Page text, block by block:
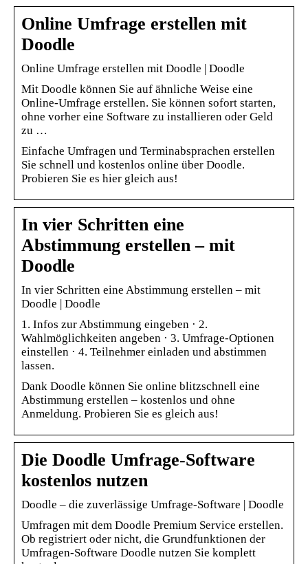
Online Umfrage erstellen mit
Doodle
Online Umfrage erstellen mit Doodle | Doodle
Mit Doodle können Sie auf ähnliche Weise eine
Online-Umfrage erstellen. Sie können sofort starten,
ohne vorher eine Software zu installieren oder Geld
zu …
Einfache Umfragen und Terminabsprachen erstellen
Sie schnell und kostenlos online über Doodle.
Probieren Sie es hier gleich aus!
In vier Schritten eine
Abstimmung erstellen – mit
Doodle
In vier Schritten eine Abstimmung erstellen – mit
Doodle | Doodle
1. Infos zur Abstimmung eingeben · 2.
Wahlmöglichkeiten angeben · 3. Umfrage-Optionen
einstellen · 4. Teilnehmer einladen und abstimmen
lassen.
Dank Doodle können Sie online blitzschnell eine
Abstimmung erstellen – kostenlos und ohne
Anmeldung. Probieren Sie es gleich aus!
Die Doodle Umfrage-Software
kostenlos nutzen
Doodle – die zuverlässige Umfrage-Software | Doodle
Umfragen mit dem Doodle Premium Service erstellen.
Ob registriert oder nicht, die Grundfunktionen der
Umfragen-Software Doodle nutzen Sie komplett